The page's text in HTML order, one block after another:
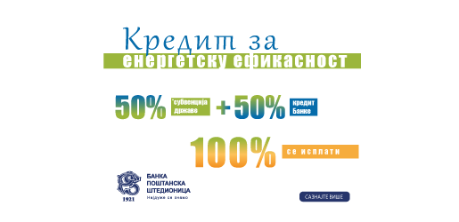
16:43:Spoljna politika Srbije
16:43:Menjaju se pravila za poreze u Srbiji! Predlog već u
Skupštini,...
BEŠIKTAŠ NE DOLAZI DA STATIRA: Čelnik otkrio veliki plan,
16:36:SafeJournalists: Hitno identifikovati i kazniti osobe koje